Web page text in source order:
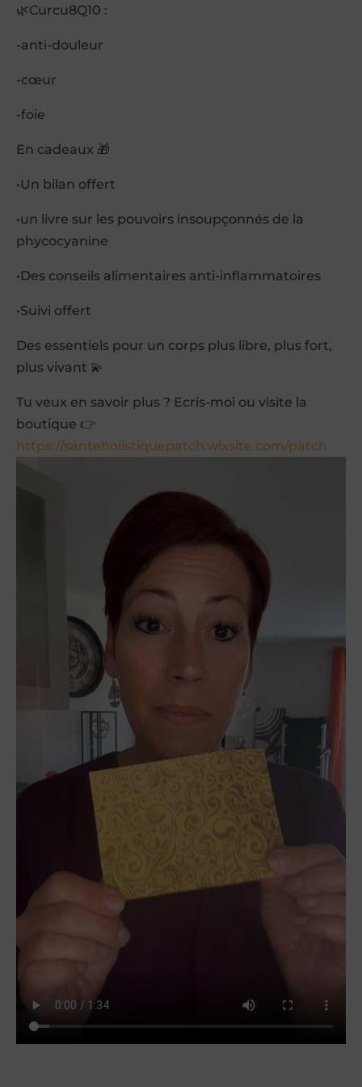
🌿Curcu8Q10 :
-anti-douleur
-cœur
-foie
En cadeaux 🎁
•Un bilan offert
•un livre sur les pouvoirs insoupçonnés de la
phycocyanine
•Des conseils alimentaires anti-inflammatoires
•Suivi offert
Des essentiels pour un corps plus libre, plus fort,
plus vivant 💫
Tu veux en savoir plus ? Ecris-moi ou visite la
boutique 👉
https://santeholistiquepatch.wixsite.com/patch